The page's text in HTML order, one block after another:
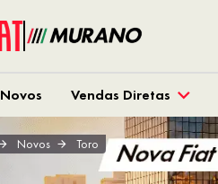
Novos Vendas Diretas
Novos Toro